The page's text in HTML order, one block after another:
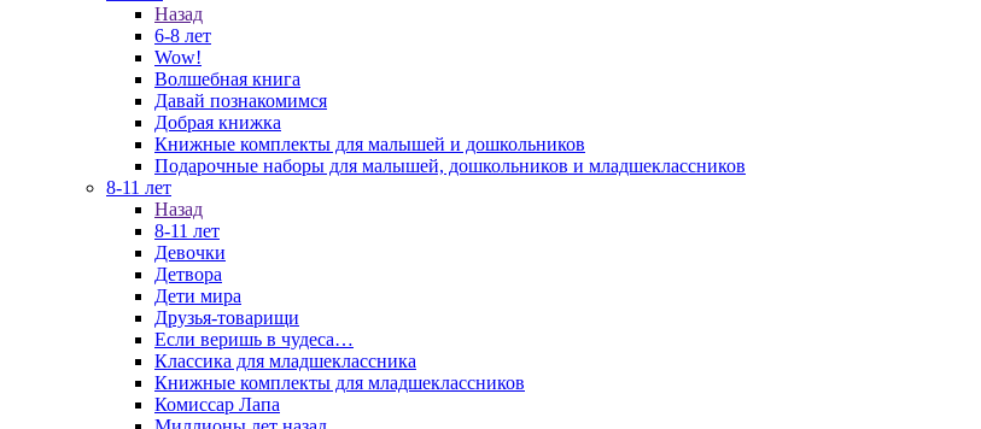
Назад
6-8 лет
Wow!
Волшебная книга
Давай познакомимся
Добрая книжка
Книжные комплекты для малышей и дошкольников
Подарочные наборы для малышей, дошкольников и младшеклассников
8-11 лет
Назад
8-11 лет
Девочки
Детвора
Дети мира
Друзья-товарищи
Если веришь в чудеса…
Классика для младшеклассника
Книжные комплекты для младшеклассников
Комиссар Лапа